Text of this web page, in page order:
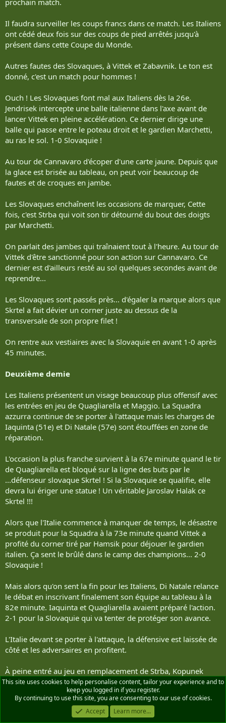
Il faudra surveiller les coups francs dans ce match. Les Italiens
ont cédé deux fois sur des coups de pied arrêtés jusqu'à
présent dans cette Coupe du Monde.
Autres fautes des Slovaques, à Vittek et Zabavnik. Le ton est
donné, c'est un match pour hommes !
Ouch ! Les Slovaques font mal aux Italiens dès la 26e.
Jendrisek intercepte une balle italienne dans l'axe avant de
lancer Vittek en pleine accélération. Ce dernier dirige une
balle qui passe entre le poteau droit et le gardien Marchetti,
au ras le sol. 1-0 Slovaquie !
Au tour de Cannavaro d'écoper d'une carte jaune. Depuis que
la glace est brisée au tableau, on peut voir beaucoup de
fautes et de croques en jambe.
Les Slovaques enchaînent les occasions de marquer, Cette
fois, c'est Strba qui voit son tir détourné du bout des doigts
par Marchetti.
On parlait des jambes qui traînaient tout à l'heure. Au tour de
Vittek d'être sanctionné pour son action sur Cannavaro. Ce
dernier est d'ailleurs resté au sol quelques secondes avant de
reprendre...
Les Slovaques sont passés près... d'égaler la marque alors que
Skrtel a fait dévier un corner juste au dessus de la
transversale de son propre filet !
On rentre aux vestiaires avec la Slovaquie en avant 1-0 après
45 minutes.
Deuxième demie
Les Italiens présentent un visage beaucoup plus offensif avec
les entrées en jeu de Quagliarella et Maggio. La Squadra
azzurra continue de se porter à l'attaque mais les charges de
Iaquinta (51e) et Di Natale (57e) sont étouffées en zone de
réparation.
L'occasion la plus franche survient à la 67e minute quand le tir
de Quagliarella est bloqué sur la ligne des buts par le
...défenseur slovaque Skrtel ! Si la Slovaquie se qualifie, elle
devra lui ériger une statue ! Un véritable Jaroslav Halak ce
Skrtel !!!
Alors que l'Italie commence à manquer de temps, le désastre
se produit pour la Squadra à la 73e minute quand Vittek a
profité du corner tiré par Hamsik pour déjouer le gardien
italien. Ça sent le brûlé dans le camp des champions... 2-0
Slovaquie !
Mais alors qu'on sent la fin pour les Italiens, Di Natale relance
le débat en inscrivant finalement son équipe au tableau à la
82e minute. Iaquinta et Quagliarella avaient préparé l'action.
2-1 pour la Slovaquie qui va tenter de protéger son avance.
L'Italie devant se porter à l'attaque, la défensive est laissée de
côté et les adversaires en profitent.
À peine entré au jeu en remplacement de Strba, Kopunek
porte le coup présumément fatal en déjouant Marchetti. 3-1
Alors qu'on croyait de nouveau les champions bien enterrés,
This site uses cookies to help personalise content, tailor your experience and to
keep you logged in if you register.
By continuing to use this site, you are consenting to our use of cookies.
Accept
Learn more...